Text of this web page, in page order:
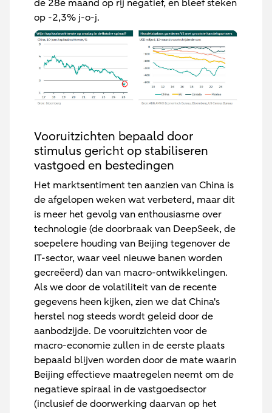
de 28e maand op rij negatief, en bleef steken
op -2,3% j-o-j.
Vooruitzichten bepaald door
stimulus gericht op stabiliseren
vastgoed en bestedingen
Het marktsentiment ten aanzien van China is
de afgelopen weken wat verbeterd, maar dit
is meer het gevolg van enthousiasme over
technologie (de doorbraak van DeepSeek, de
soepelere houding van Beijing tegenover de
IT-sector, waar veel nieuwe banen worden
gecreëerd) dan van macro-ontwikkelingen.
Als we door de volatiliteit van de recente
gegevens heen kijken, zien we dat China's
herstel nog steeds wordt geleid door de
aanbodzijde. De vooruitzichten voor de
macro-economie zullen in de eerste plaats
bepaald blijven worden door de mate waarin
Beijing effectieve maatregelen neemt om de
negatieve spiraal in de vastgoedsector
(inclusief de doorwerking daarvan op het